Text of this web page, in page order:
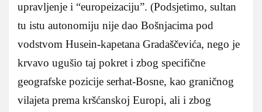
upravljenje i “europeizaciju”. (Podsjetimo, sultan
tu istu autonomiju nije dao Bošnjacima pod
vodstvom Husein-kapetana Gradaščevića, nego je
krvavo ugušio taj pokret i zbog specifične
geografske pozicije serhat-Bosne, kao graničnog
vilajeta prema kršćanskoj Europi, ali i zbog